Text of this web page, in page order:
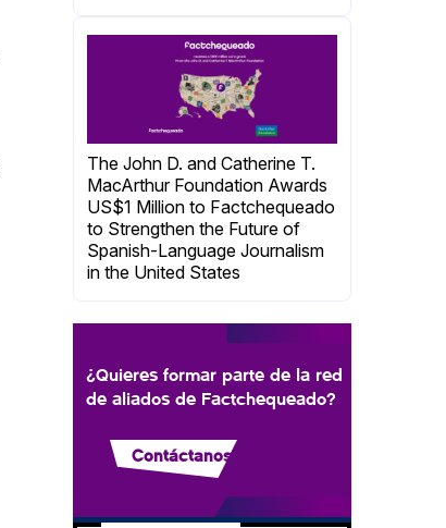
The John D. and Catherine T.
MacArthur Foundation Awards
US$1 Million to Factchequeado
to Strengthen the Future of
Spanish-Language Journalism
in the United States
¿Quieres formar parte de la red
de aliados de Factchequeado?
Contáctanos